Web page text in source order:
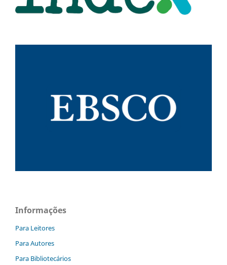
Informações
Para Leitores
Para Autores
Para Bibliotecários